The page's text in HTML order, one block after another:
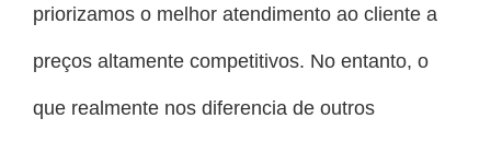
priorizamos o melhor atendimento ao cliente a
preços altamente competitivos. No entanto, o
que realmente nos diferencia de outros